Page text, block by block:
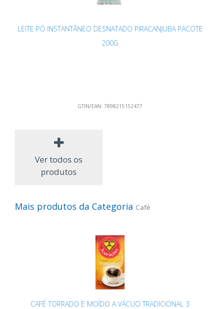
LEITE PÓ INSTANTÂNEO DESNATADO PIRACANJUBA PACOTE
200G
GTIN/EAN: 7898215152477
Ver todos os
produtos
Mais produtos da Categoria Café
CAFÉ TORRADO E MOÍDO A VÁCUO TRADICIONAL 3